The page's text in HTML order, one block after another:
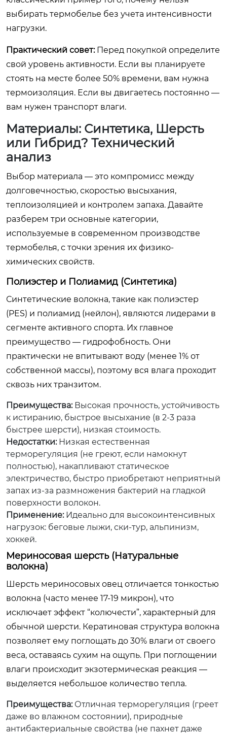
выбирать термобелье без учета интенсивности
нагрузки.
Практический совет:Перед покупкой определите
свой уровень активности. Если вы планируете
стоять на месте более 50% времени, вам нужна
термоизоляция. Если вы двигаетесь постоянно —
вам нужен транспорт влаги.
Материалы: Синтетика, Шерсть
или Гибрид? Технический
анализ
Выбор материала — это компромисс между
долговечностью, скоростью высыхания,
теплоизоляцией и контролем запаха. Давайте
разберем три основные категории,
используемые в современном производстве
термобелья, с точки зрения их физико-
химических свойств.
Полиэстер и Полиамид (Синтетика)
Синтетические волокна, такие как полиэстер
(PES) и полиамид (нейлон), являются лидерами в
сегменте активного спорта. Их главное
преимущество — гидрофобность. Они
практически не впитывают воду (менее 1% от
собственной массы), поэтому вся влага проходит
сквозь них транзитом.
Преимущества:Высокая прочность, устойчивость
к истиранию, быстрое высыхание (в 2-3 раза
быстрее шерсти), низкая стоимость.
Недостатки:Низкая естественная
терморегуляция (не греют, если намокнут
полностью), накапливают статическое
электричество, быстро приобретают неприятный
запах из-за размножения бактерий на гладкой
поверхности волокон.
Применение:Идеально для высокоинтенсивных
нагрузок: беговые лыжи, ски-тур, альпинизм,
хоккей.
Мериносовая шерсть (Натуральные
волокна)
Шерсть мериносовых овец отличается тонкостью
волокна (часто менее 17-19 микрон), что
исключает эффект “колючести”, характерный для
обычной шерсти. Кератиновая структура волокна
позволяет ему поглощать до 30% влаги от своего
веса, оставаясь сухим на ощупь. При поглощении
влаги происходит экзотермическая реакция —
выделяется небольшое количество тепла.
Преимущества:Отличная терморегуляция (греет
даже во влажном состоянии), природные
антибактериальные свойства (не пахнет даже